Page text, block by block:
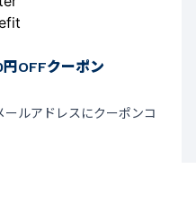
OFFクーポン
ルアドレスにクーポンコ